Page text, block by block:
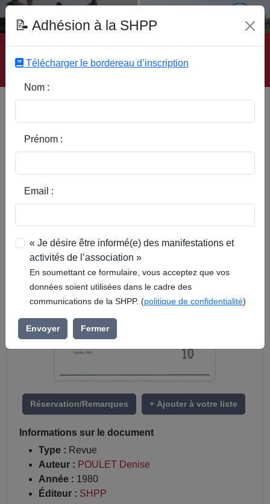
Accueil | Site SHPP | Auteurs | Editeurs | Rubriques |
Sous-Rubriques | Mots-Clefs | Contact
quotidienne
Réservation/Remarques + Ajouter à votre liste
Informations sur le document
Type : Revue
Auteur : POULET Denise
Année : 1980
Éditeur : SHPP
📝 Adhésion à la SHPP
Télécharger le bordereau d’inscription
Nom :
Prénom :
Email :
« Je désire être informé(e) des manifestations et
activités de l’association »
En soumettant ce formulaire, vous acceptez que vos
données soient utilisées dans le cadre des
communications de la SHPP. (politique de confidentialité)
Envoyer Fermer